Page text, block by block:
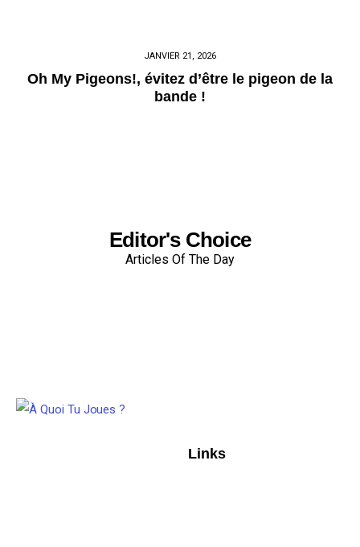
JANVIER 21, 2026
Oh My Pigeons!, évitez d’être le pigeon de la
bande !
Editor's Choice
Articles Of The Day
Links